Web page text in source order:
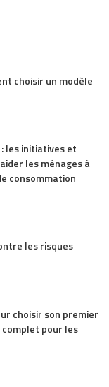
choisir un modèle
les initiatives et
les ménages à
consommation
les risques
choisir son premier
pour les